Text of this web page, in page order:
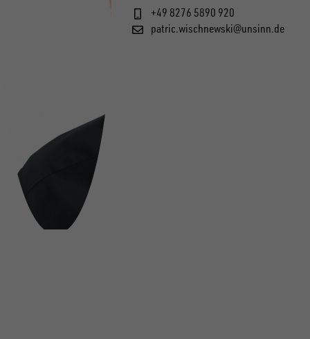
+49 8276 5890 920
patric.wischnewski@unsinn.de